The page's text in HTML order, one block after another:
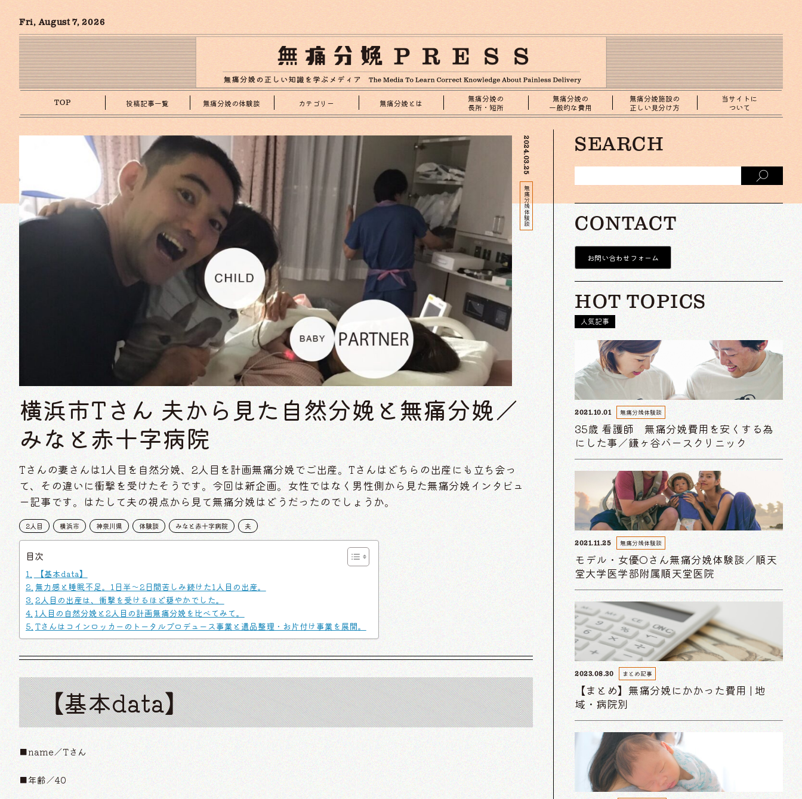
Fri, August 7, 2026
TOP 投稿記事一覧 無痛分娩の体験談 カテゴリー 無痛分娩とは
無痛分娩の
長所・短所
無痛分娩の
一般的な費用
無痛分娩施設の
正しい見分け方
当サイトに
ついて
2024.03.25
無痛分娩体験談
横浜市Tさん 夫から見た自然分娩と無痛分娩／
みなと赤十字病院
Tさんの妻さんは1人目を自然分娩、2人目を計画無痛分娩でご出産。Tさんはどちらの出産にも立ち会っ
て、その違いに衝撃を受けたそうです。今回は新企画。女性ではなく男性側から見た無痛分娩インタビュ
ー記事です。はたして夫の視点から見て無痛分娩はどうだったのでしょうか。
2人目 横浜市 神奈川県 体験談 みなと赤十字病院 夫
目次
【基本data】
無力感と睡眠不足。1日半〜2日間苦しみ続けた1人目の出産。
2人目の出産は、衝撃を受けるほど穏やかでした。
1人目の自然分娩と2人目の計画無痛分娩を比べてみて。
Tさんはコインロッカーのトータルプロデュース事業と遺品整理・お片付け事業を展開。
【基本data】
■name／Tさん
■年齢／40
SEARCH
CONTACT
お問い合わせフォーム
HOT TOPICS
人気記事
2021.10.01 無痛分娩体験談
35歳 看護師 無痛分娩費用を安くする為
にした事／鎌ヶ谷バースクリニック
2021.11.25 無痛分娩体験談
モデル・女優Oさん無痛分娩体験談／順天
堂大学医学部附属順天堂医院
2023.08.30 まとめ記事
【まとめ】無痛分娩にかかった費用 | 地
域・病院別